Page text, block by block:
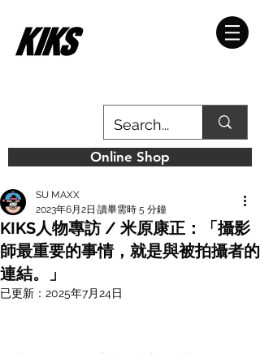
Online Shop
KIKS人物專訪 / 米原康正：「攝影
師最重要的事情，就是與被拍攝者的
連結。」
SU MAXX
2023年6月2日 讀畢需時 5 分鐘
已更新： 2025年7月24日